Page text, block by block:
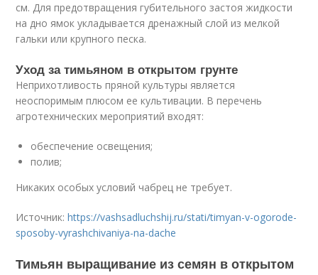
см. Для предотвращения губительного застоя жидкости
на дно ямок укладывается дренажный слой из мелкой
гальки или крупного песка.
Уход за тимьяном в открытом грунте
Неприхотливость пряной культуры является
неоспоримым плюсом ее культивации. В перечень
агротехнических мероприятий входят:
обеспечение освещения;
полив;
Никаких особых условий чабрец не требует.
Источник:https://vashsadluchshij.ru/stati/timyan-v-ogorode-
sposoby-vyrashchivaniya-na-dache
Тимьян выращивание из семян в открытом